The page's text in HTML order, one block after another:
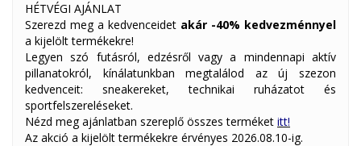
HÉTVÉGI AJÁNLAT
Szerezd meg a kedvenceidet akár -40% kedvezménnyel
a kijelölt termékekre!
Legyen szó futásról, edzésről vagy a mindennapi aktív
pillanatokról, kínálatunkban megtalálod az új szezon
kedvenceit: sneakereket, technikai ruházatot és
sportfelszereléseket.
Nézd meg ajánlatban szereplő összes terméket itt!
Az akció a kijelölt termékekre érvényes 2026.08.10-ig.